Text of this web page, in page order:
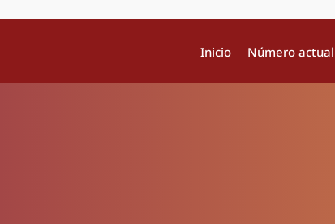
Inicio Número actual